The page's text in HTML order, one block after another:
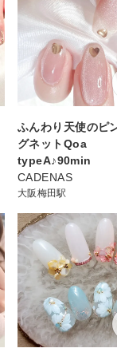
ふんわり天使のピ
グネットQoa
typeA♪90min
CADENAS
大阪梅田駅